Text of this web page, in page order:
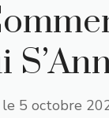
5 octobre